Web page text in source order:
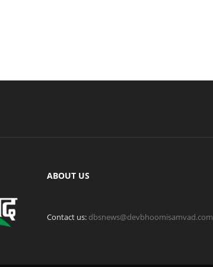
ABOUT US
Contact us: dbsnews@devbhoomisamvad.com